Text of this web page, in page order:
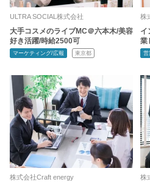
ULTRA SOCIAL株式会社
大手コスメのライブMC＠六本木/美容
好き活躍/時給2500可
マーケティング/広報 東京都
株
イ
業
営
株式会社Craft energy 株